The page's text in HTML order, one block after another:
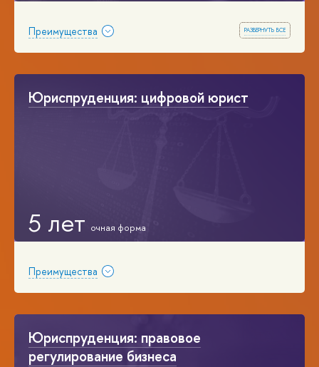
развернуть все
Преимущества
Юриспруденция: цифровой юрист
5 лет
Преимущества
Юриспруденция: правовое
регулирование бизнеса